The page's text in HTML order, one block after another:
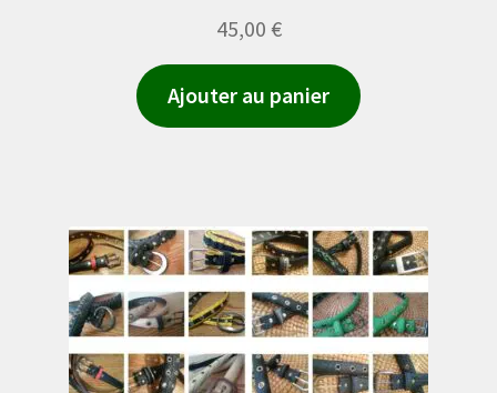
45,00 €
Ajouter au panier